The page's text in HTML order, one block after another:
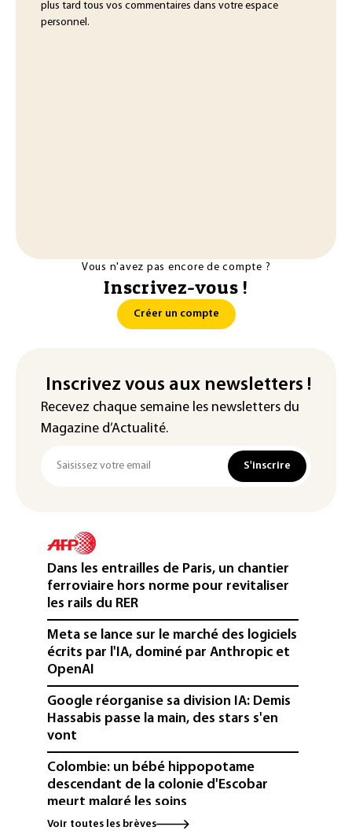
plus tard tous vos commentaires dans votre espace
personnel.
Vous n'avez pas encore de compte ?
Inscrivez-vous !
Créer un compte
Inscrivez vous aux newsletters !
Recevez chaque semaine les newsletters du
Magazine d’Actualité.
S'inscrire
Dans les entrailles de Paris, un chantier
ferroviaire hors norme pour revitaliser
les rails du RER
Meta se lance sur le marché des logiciels
écrits par l'IA, dominé par Anthropic et
OpenAI
Google réorganise sa division IA: Demis
Hassabis passe la main, des stars s'en
vont
Colombie: un bébé hippopotame
descendant de la colonie d'Escobar
meurt malgré les soins
Voir toutes les brèves